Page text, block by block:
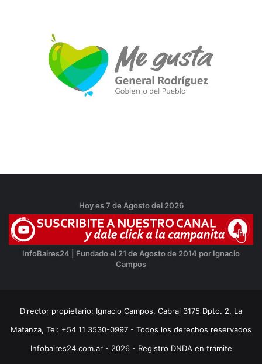
Hoy es 7 de Agosto del 2026
InfoBaires24 | Fundado el 21 de Agosto de 2014 por Ignacio
Campos
Director propietario: Ignacio Campos, Cabral 3175 Dpto. 2, La
Matanza, Tel: +54 11 3530-0997 - Todos los derechos reservados
Infobaires24.com.ar - 2026 - Registro DNDA en trámite